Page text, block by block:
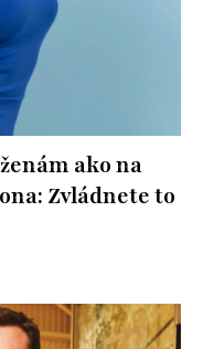
ako na
Zvládnete to